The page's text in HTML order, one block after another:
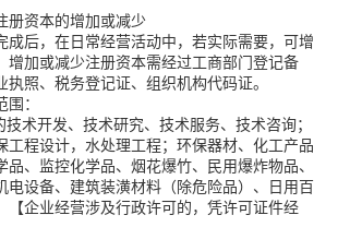
册资本的增加或减少
成后，在日常经营活动中，若实际需要，可增
增加或减少注册资本需经过工商部门登记备
照、税务登记证、组织机构代码证。
：
术开发、技术研究、技术服务、技术咨询；
工程设计，水处理工程；环保器材、化工产品
品、监控化学品、烟花爆竹、民用爆炸物品、
电设备、建筑装潢材料（除危险品）、日用百
【企业经营涉及行政许可的，凭许可证件经